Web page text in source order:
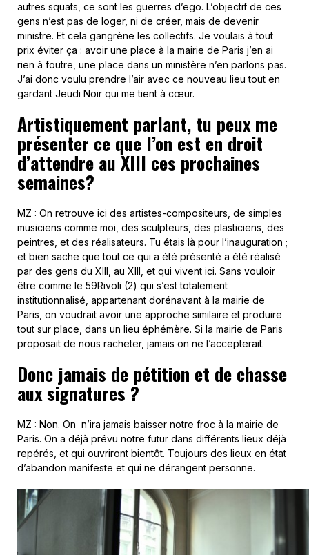
autres squats, ce sont les guerres d’ego. L’objectif de ces
gens n’est pas de loger, ni de créer, mais de devenir
ministre. Et cela gangrène les collectifs. Je voulais à tout
prix éviter ça : avoir une place à la mairie de Paris j’en ai
rien à foutre, une place dans un ministère n’en parlons pas.
J’ai donc voulu prendre l’air avec ce nouveau lieu tout en
gardant Jeudi Noir qui me tient à cœur.
Artistiquement parlant, tu peux me
présenter ce que l’on est en droit
d’attendre au XIII ces prochaines
semaines?
MZ : On retrouve ici des artistes-compositeurs, de simples
musiciens comme moi, des sculpteurs, des plasticiens, des
peintres, et des réalisateurs. Tu étais là pour l’inauguration ;
et bien sache que tout ce qui a été présenté a été réalisé
par des gens du XIII, au XIII, et qui vivent ici. Sans vouloir
être comme le 59Rivoli (2) qui s’est totalement
institutionnalisé, appartenant dorénavant à la mairie de
Paris, on voudrait avoir une approche similaire et produire
tout sur place, dans un lieu éphémère. Si la mairie de Paris
proposait de nous racheter, jamais on ne l’accepterait.
Donc jamais de pétition et de chasse
aux signatures ?
MZ : Non. On n’ira jamais baisser notre froc à la mairie de
Paris. On a déjà prévu notre futur dans différents lieux déjà
repérés, et qui ouvriront bientôt. Toujours des lieux en état
d’abandon manifeste et qui ne dérangent personne.